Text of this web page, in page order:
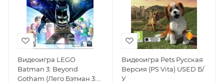
Видеоигра LEGO
Batman 3: Beyond
Gotham (Лего Бэтман 3:
Видеоигра Pets Русская
Версия (PS Vita) USED Б/
У